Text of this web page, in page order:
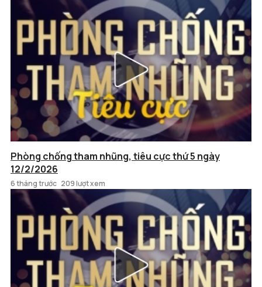
Phòng chống tham nhũng, tiêu cực thứ 5 ngày
12/2/2026
6 tháng trước 209 lượt xem